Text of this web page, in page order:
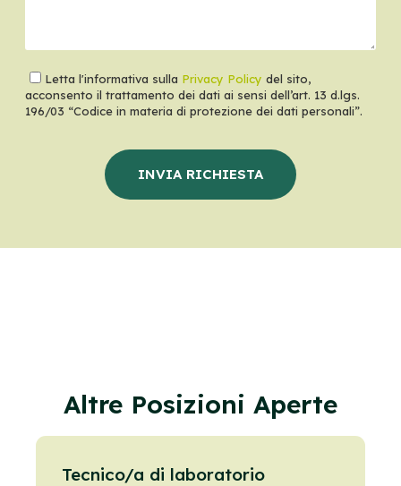
Letta l'informativa sulla Privacy Policy del sito,
acconsento il trattamento dei dati ai sensi dell’art. 13 d.lgs.
196/03 “Codice in materia di protezione dei dati personali”.
Altre Posizioni Aperte
Tecnico/a di laboratorio